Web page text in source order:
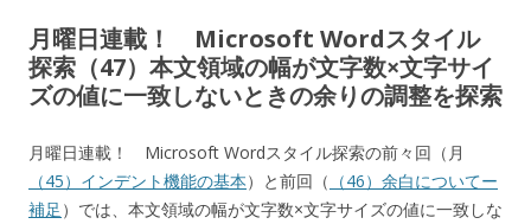
月曜日連載！ Microsoft Wordスタイル
探索（47）本文領域の幅が文字数×文字サイ
ズの値に一致しないときの余りの調整を探索
月曜日連載！ Microsoft Wordスタイル探索の前々回（月
（45）インデント機能の基本）と前回（ （46）余白についてー
補足 ）では、本文領域の幅が文字数×文字サイズの値に一致しな